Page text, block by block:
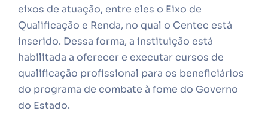
eixos de atuação, entre eles o Eixo de
Qualificação e Renda, no qual o Centec está
inserido. Dessa forma, a instituição está
habilitada a oferecer e executar cursos de
qualificação profissional para os beneficiários
do programa de combate à fome do Governo
do Estado.